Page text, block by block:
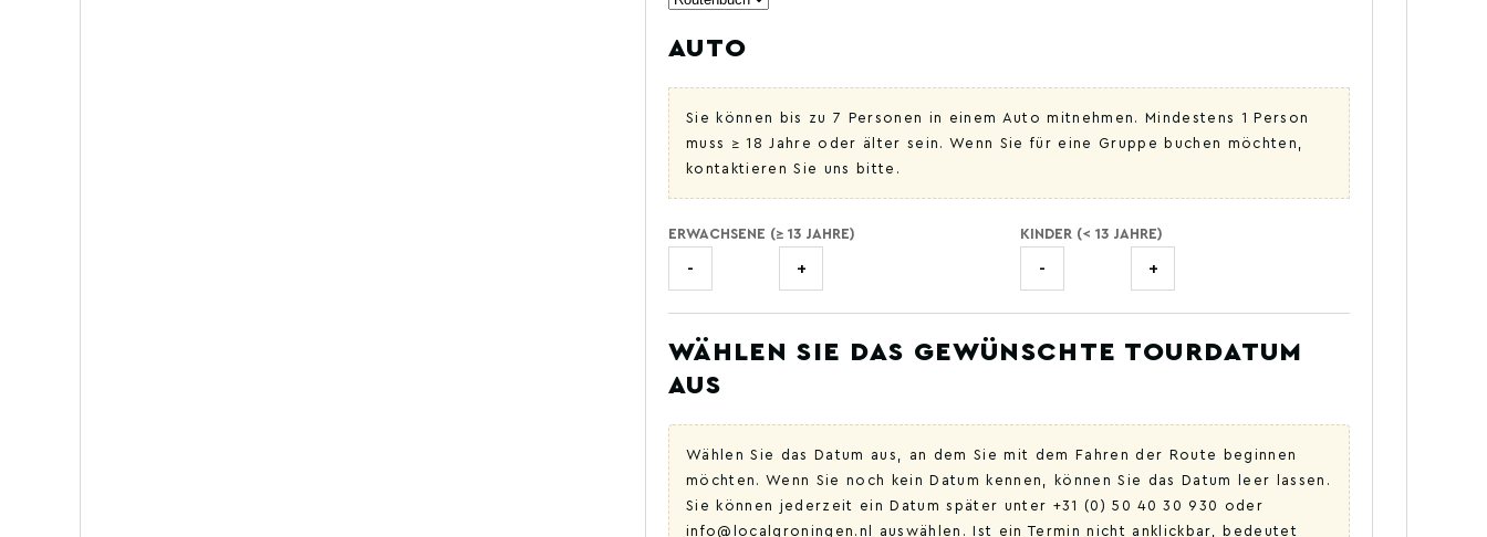
AUTO
Sie können bis zu 7 Personen in einem Auto mitnehmen. Mindestens 1 Person
muss ≥ 18 Jahre oder älter sein. Wenn Sie für eine Gruppe buchen möchten,
kontaktieren Sie uns bitte.
ERWACHSENE (≥ 13 JAHRE)
- +
KINDER (< 13 JAHRE)
- +
WÄHLEN SIE DAS GEWÜNSCHTE TOURDATUM
AUS
Wählen Sie das Datum aus, an dem Sie mit dem Fahren der Route beginnen
möchten. Wenn Sie noch kein Datum kennen, können Sie das Datum leer lassen.
Sie können jederzeit ein Datum später unter +31 (0) 50 40 30 930 oder
info@localgroningen.nl auswählen. Ist ein Termin nicht anklickbar, bedeutet